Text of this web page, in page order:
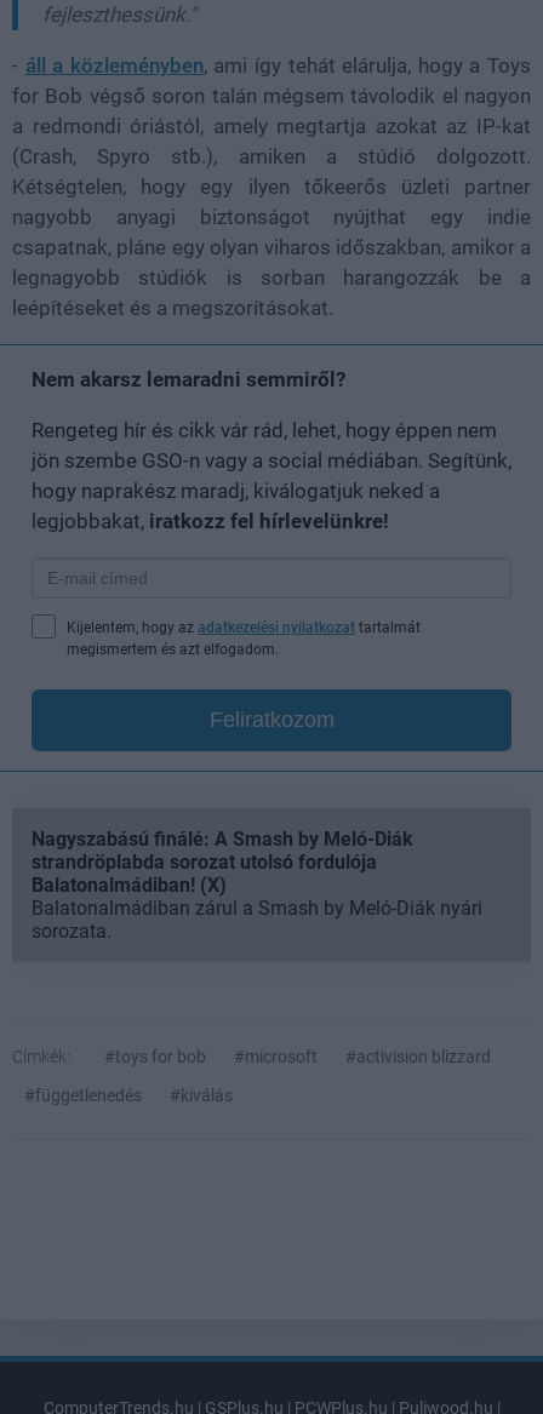
fejleszthessünk."
- áll a közleményben, ami így tehát elárulja, hogy a Toys
for Bob végső soron talán mégsem távolodik el nagyon
a redmondi óriástól, amely megtartja azokat az IP-kat
(Crash, Spyro stb.), amiken a stúdió dolgozott.
Kétségtelen, hogy egy ilyen tőkeerős üzleti partner
nagyobb anyagi biztonságot nyújthat egy indie
csapatnak, pláne egy olyan viharos időszakban, amikor a
legnagyobb stúdiók is sorban harangozzák be a
leépítéseket és a megszorításokat.
Nem akarsz lemaradni semmiről?
Rengeteg hír és cikk vár rád, lehet, hogy éppen nem
jön szembe GSO-n vagy a social médiában. Segítünk,
hogy naprakész maradj, kiválogatjuk neked a
legjobbakat, iratkozz fel hírlevelünkre!
Kijelentem, hogy az adatkezelési nyilatkozat tartalmát
megismertem és azt elfogadom.
Feliratkozom
Nagyszabású finálé: A Smash by Meló-Diák
strandröplabda sorozat utolsó fordulója
Balatonalmádiban! (X)
Balatonalmádiban zárul a Smash by Meló-Diák nyári
sorozata.
Címkék: #toys for bob #microsoft
#activision blizzard
#függetlenedés
#kiválás
ComputerTrends.hu | GSPlus.hu | PCWPlus.hu | Puliwood.hu |